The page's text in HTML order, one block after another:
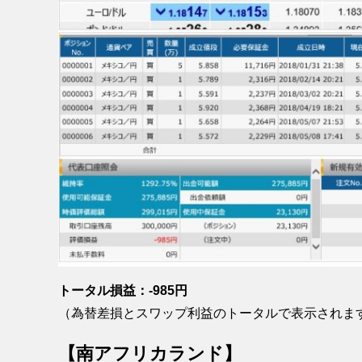
トータル損益：-985円
（為替差損とスワップ利益のトータルで表示されま
【南アフリカランド】